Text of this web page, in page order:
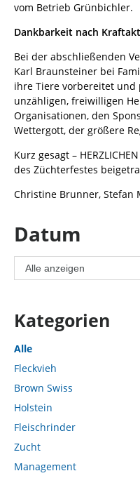
vom Betrieb Grünbichler.
Dankbarkeit nach Kraftakt
Bei der abschließenden
Karl Braunsteiner bei
ihre Tiere vorbereitet
unzähligen, freiwilligen
Organisationen, den
Wettergott, der größere
Kurz gesagt –
des Züchterfestes
Christine Brunner, Stefan
Datum
Kategorien
Alle
Fleckvieh
Brown Swiss
Holstein
Fleischrinder
Zucht
Management